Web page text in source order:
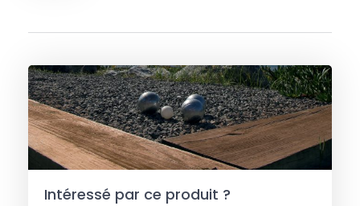
Intéressé par ce produit ?